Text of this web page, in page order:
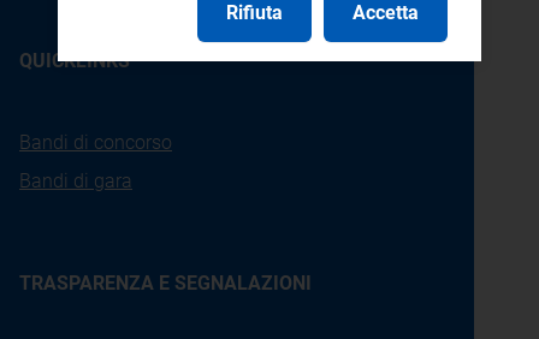
QUICKLINKS
Bandi di concorso
Bandi di gara
TRASPARENZA E SEGNALAZIONI
Rifiuta Accetta